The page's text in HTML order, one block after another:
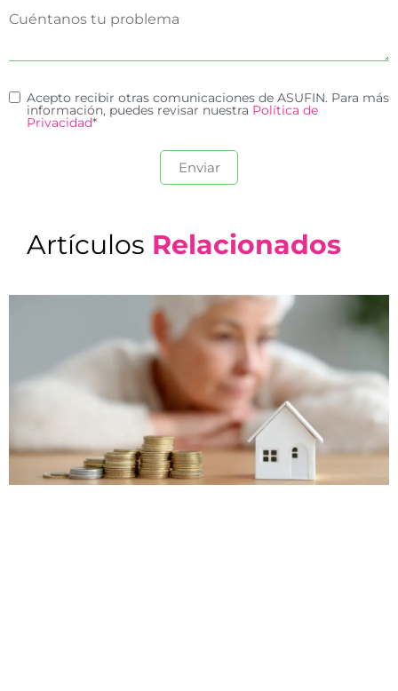
Acepto recibir otras comunicaciones de ASUFIN. Para más
información, puedes revisar nuestra Política de
Privacidad*
Artículos Relacionados